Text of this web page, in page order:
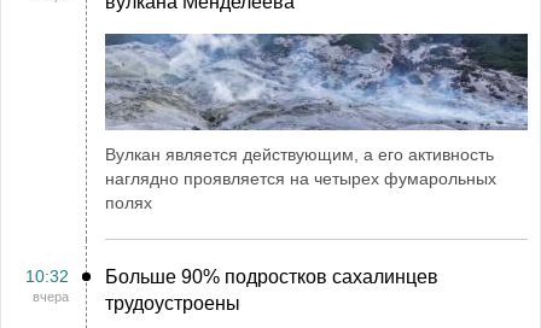
Вулкан является действующим, а его активность
наглядно проявляется на четырех фумарольных
полях
10:32
вчера
Больше 90% подростков сахалинцев
трудоустроены